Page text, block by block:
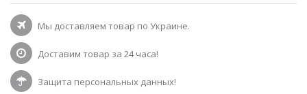
Мы доставляем товар по Украине.
Доставим товар за 24 часа!
Защита персональных данных!